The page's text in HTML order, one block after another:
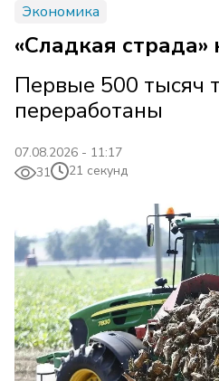
Экономика
«Сладкая страда»
Первые 500 тысяч
переработаны
07.08.2026 - 11:17
31
21 секунд